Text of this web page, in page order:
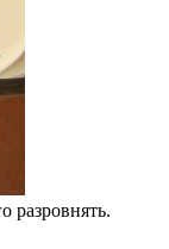
разровнять.